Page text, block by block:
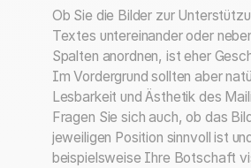
Ob Sie die Bilder zur
Textes untereinander oder
Spalten anordnen, ist eher
Im Vordergrund sollten aber
Lesbarkeit und Ästhetik des
Fragen Sie sich auch, ob das
jeweiligen Position sinnvoll ist
beispielsweise Ihre Botschaft